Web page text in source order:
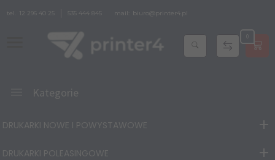
tel. 12 296 40 25 535 444 845 mail: biuro@printer4.pl
Kategorie
DRUKARKI NOWE I POWYSTAWOWE
DRUKARKI POLEASINGOWE